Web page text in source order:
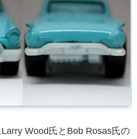
Larry Wood氏とBob Rosas氏の